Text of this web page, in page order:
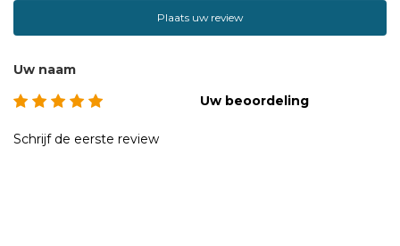
Plaats uw review
Uw naam
Uw beoordeling
Schrijf de eerste review